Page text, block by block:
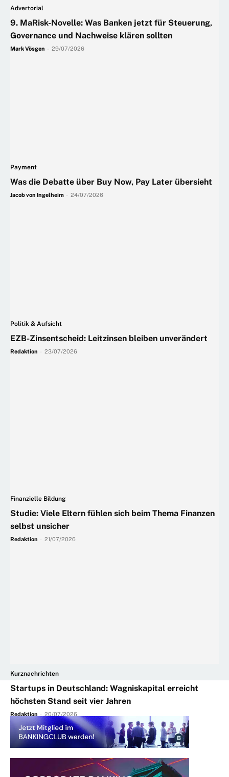
Advertorial
9. MaRisk-Novelle: Was Banken jetzt für Steuerung,
Governance und Nachweise klären sollten
Mark Vösgen 29/07/2026
Payment
Was die Debatte über Buy Now, Pay Later übersieht
Jacob von Ingelheim 24/07/2026
Politik & Aufsicht
EZB-Zinsentscheid: Leitzinsen bleiben unverändert
Redaktion 23/07/2026
Finanzielle Bildung
Studie: Viele Eltern fühlen sich beim Thema Finanzen
selbst unsicher
Redaktion 21/07/2026
Kurznachrichten
Startups in Deutschland: Wagniskapital erreicht
höchsten Stand seit vier Jahren
Redaktion - 20/07/2026